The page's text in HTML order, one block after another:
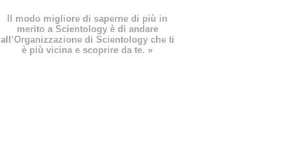
Il modo migliore di saperne di più in
merito a Scientology è di andare
all’Organizzazione di Scientology che ti
è più vicina e scoprire da te. »